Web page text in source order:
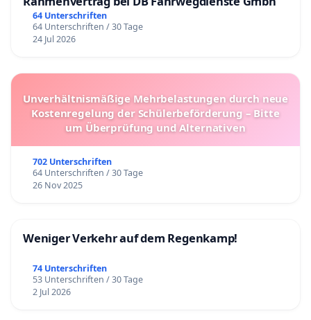
64 Unterschriften
64 Unterschriften / 30 Tage
24 Jul 2026
Unverhältnismäßige Mehrbelastungen durch neue
Kostenregelung der Schülerbeförderung – Bitte
um Überprüfung und Alternativen
702 Unterschriften
64 Unterschriften / 30 Tage
26 Nov 2025
Weniger Verkehr auf dem Regenkamp!
74 Unterschriften
53 Unterschriften / 30 Tage
2 Jul 2026